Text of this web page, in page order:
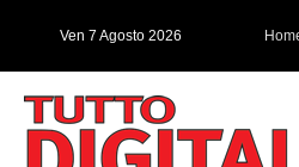
Ven 7 Agosto 2026